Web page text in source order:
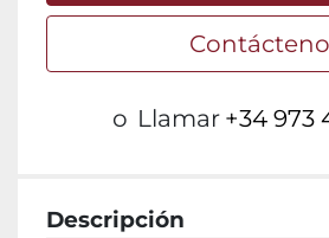
o Llamar +34 973
Descripción